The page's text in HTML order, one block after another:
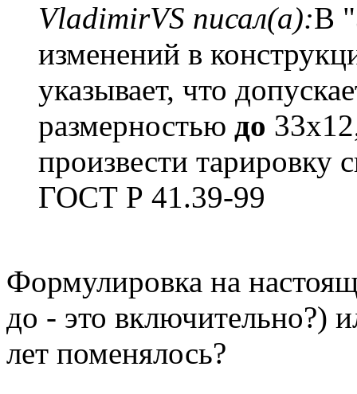
VladimirVS писал(а):В
изменений в
указывает, что
размерностью до
произвести тарировку
ГОСТ Р 41.39-99
Формулировка на
до - это включительно?)
лет поменялось?